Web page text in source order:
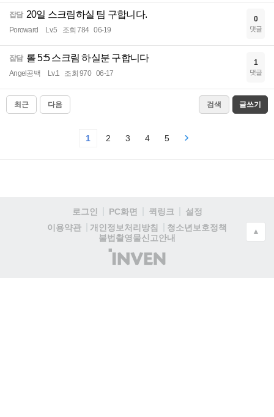
잡담 20일 스크림하실 팀 구합니다.
Poroward Lv.5 조회 784 06-19
0
댓글
잡담 롤 5:5 스크림 하실분 구합니다
Angel공백 Lv.1 조회 970 06-17
1
댓글
최근 다음 검색 글쓰기
1 2 3 4 5
로그인 PC화면 퀵링크
설정
이용약관
개인정보처리방침
청소년보호정책
불법촬영물신고안내
(주)
인
▲